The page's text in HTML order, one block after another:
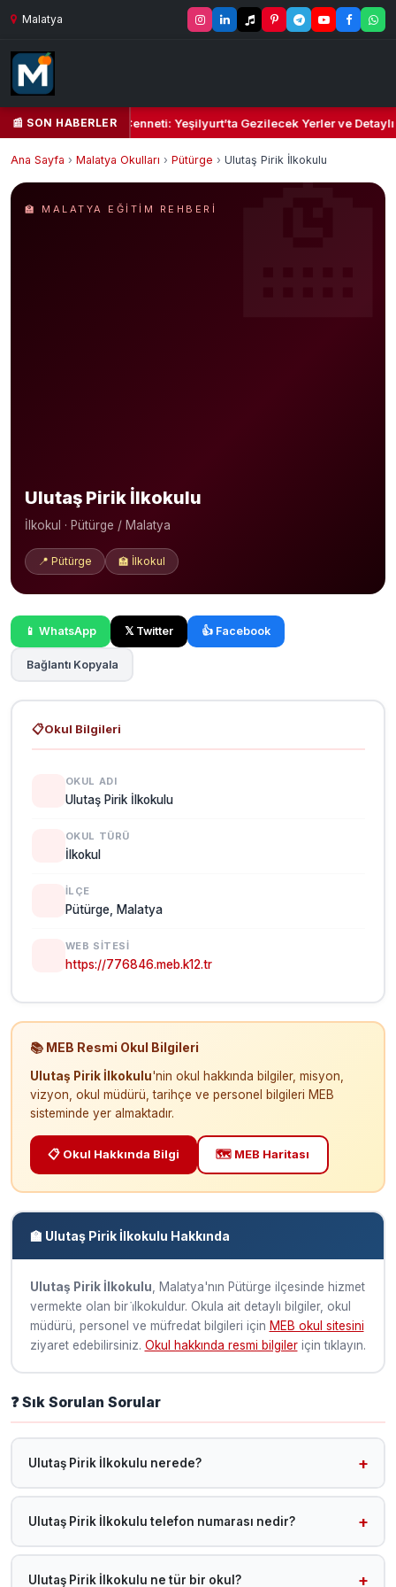
Malatya
📰 SON HABERLER
Yeşil Kalbi ve Kültür Cenneti: Yeşilyurt’ta Gezilecek Yerler ve Detaylı
Ana Sayfa › Malatya Okulları › Pütürge › Ulutaş Pirik İlkokulu
🏫 MALATYA EĞITIM REHBERI
Ulutaş Pirik İlkokulu
İlkokul · Pütürge / Malatya
📍 Pütürge 🏫 İlkokul
📱 WhatsApp 𝕏 Twitter 👍 Facebook
Bağlantı Kopyala
📋Okul Bilgileri
OKUL ADI
Ulutaş Pirik İlkokulu
OKUL TÜRÜ
İlkokul
İLÇE
Pütürge, Malatya
WEB SITESI
https://776846.meb.k12.tr
📚 MEB Resmi Okul Bilgileri
Ulutaş Pirik İlkokulu'nin okul hakkında bilgiler, misyon,
vizyon, okul müdürü, tarihçe ve personel bilgileri MEB
sisteminde yer almaktadır.
📋 Okul Hakkında Bilgi 🗺️ MEB Haritası
🏫 Ulutaş Pirik İlkokulu Hakkında
Ulutaş Pirik İlkokulu , Malatya'nın Pütürge ilçesinde hizmet
vermekte olan bir i̇lkokuldur. Okula ait detaylı bilgiler, okul
müdürü, personel ve müfredat bilgileri için MEB okul sitesini
ziyaret edebilirsiniz. Okul hakkında resmi bilgileriçin tıklayın.
❓ Sık Sorulan Sorular
Ulutaş Pirik İlkokulu nerede?
Ulutaş Pirik İlkokulu, Malatya Pütürge ilçesinde yer
almaktadır.
Ulutaş Pirik İlkokulu telefon numarası nedir?
Telefon bilgisi sisteme henüz eklenmemiştir. MEB okul
sitesini ziyaret edebilirsiniz.
Ulutaş Pirik İlkokulu ne tür bir okul?